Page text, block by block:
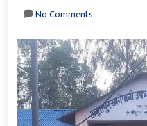
No Comments